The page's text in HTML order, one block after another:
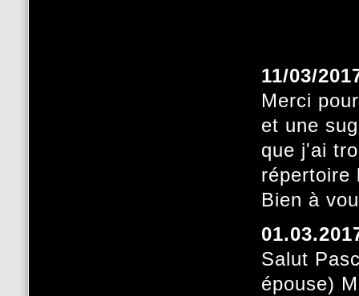
11/03/
Merci
et une
que j'ai
répertoire
Bien à
Salut
épouse)